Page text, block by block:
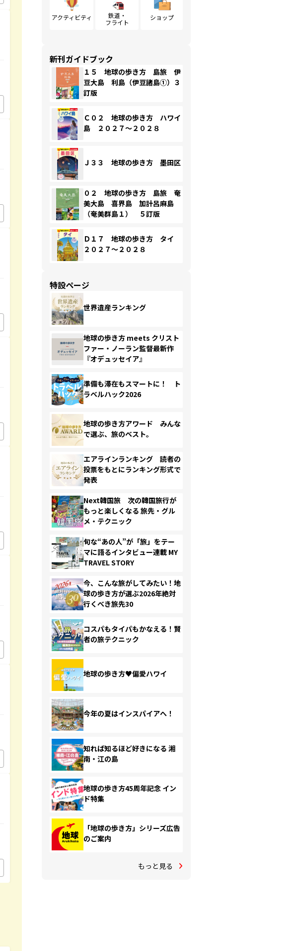
アクティビティ
鉄道・
フライト
ショップ
新刊ガイドブック
１５ 地球の歩き方 島旅 伊
豆大島 利島（伊豆諸島①）３
訂版
Ｃ０２ 地球の歩き方 ハワイ
島 ２０２７～２０２８
Ｊ３３ 地球の歩き方 墨田区
０２ 地球の歩き方 島旅 奄
美大島 喜界島 加計呂麻島
（奄美群島１） ５訂版
Ｄ１７ 地球の歩き方 タイ
２０２７～２０２８
特設ページ
世界遺産ランキング
地球の歩き方 meets クリスト
ファー・ノーラン監督最新作
『オデュッセイア』
準備も滞在もスマートに！ ト
ラベルハック2026
地球の歩き方アワード みんな
で選ぶ、旅のベスト。
エアラインランキング 読者の
投票をもとにランキング形式で
発表
Next韓国旅 次の韓国旅行が
もっと楽しくなる 旅先・グル
メ・テクニック
旬な“あの人”が「旅」をテー
マに語るインタビュー連載 MY
TRAVEL STORY
今、こんな旅がしてみたい！地
球の歩き方が選ぶ2026年絶対
行くべき旅先30
コスパもタイパもかなえる！賢
者の旅テクニック
地球の歩き方♥偏愛ハワイ
今年の夏はインスパイアへ！
知れば知るほど好きになる 湘
南・江の島
地球の歩き方45周年記念 イン
ド特集
「地球の歩き方」シリーズ広告
のご案内
もっと見る